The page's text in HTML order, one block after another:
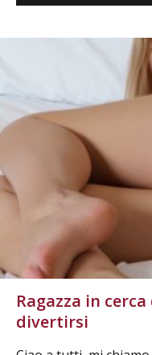
Ragazza in
divertirsi